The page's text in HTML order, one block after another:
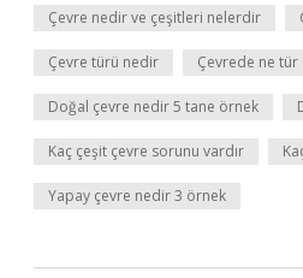
Çevre nedir ve çeşitleri nelerdir
Çevre türü nedir Çevrede ne tür
Doğal çevre nedir 5 tane örnek
Kaç çeşit çevre sorunu vardır
Yapay çevre nedir 3 örnek